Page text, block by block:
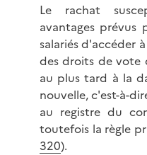
Le rachat
avantages
salariés d'accéder
des droits de vote
au plus tard à la
nouvelle, c'est-à-
au registre du
toutefois la règle
320).